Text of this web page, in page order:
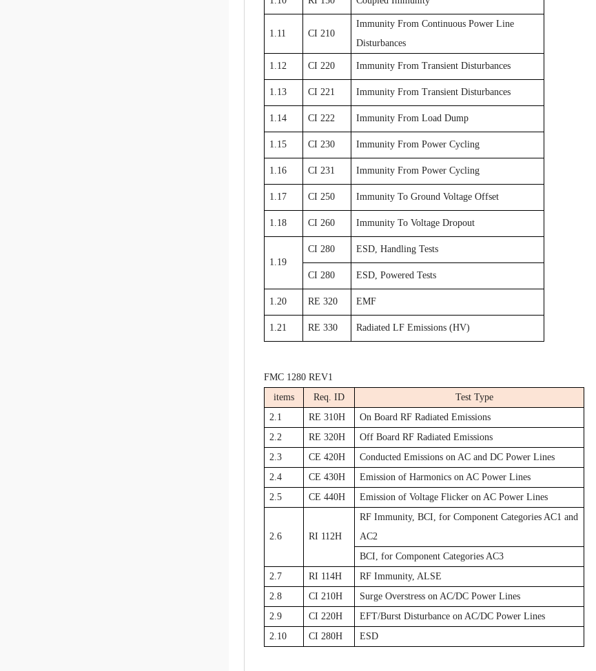
1.11 CI 210
Immunity From Continuous Power Line
Disturbances
1.12 CI 220 Immunity From Transient Disturbances
1.13 CI 221 Immunity From Transient Disturbances
1.14 CI 222 Immunity From Load Dump
1.15 CI 230 Immunity From Power Cycling
1.16 CI 231 Immunity From Power Cycling
1.17 CI 250 Immunity To Ground Voltage Offset
1.18 CI 260 Immunity To Voltage Dropout
1.19
CI 280 ESD, Handling Tests
CI 280 ESD, Powered Tests
1.20 RE 320 EMF
1.21 RE 330 Radiated LF Emissions (HV)
FMC 1280 REV1
items
Req. ID
Test Type
2.1
RE 310H
On Board RF Radiated Emissions
2.2
RE 320H
Off Board RF Radiated Emissions
2.3
CE 420H
Conducted Emissions on AC and DC Power Lines
2.4
CE 430H
Emission of Harmonics on AC Power Lines
2.5
CE 440H Emission of Voltage Flicker on AC Power Lines
2.6 RI 112H
RF Immunity, BCI, for Component Categories AC1 and
AC2
BCI, for Component Categories AC3
2.7
RI 114H
RF Immunity, ALSE
2.8
CI 210H
Surge Overstress on AC/DC Power Lines
2.9
CI 220H
EFT/Burst Disturbance on AC/DC Power Lines
2.10
CI 280H ESD